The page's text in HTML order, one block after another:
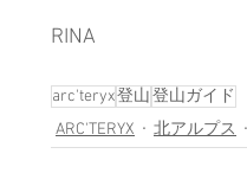
RINA
arc'teryx登山登山ガイド
ARC'TERYX
北アルプス